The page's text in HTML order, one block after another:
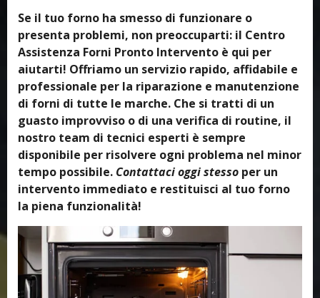
Se il tuo forno ha smesso di funzionare o
presenta problemi, non preoccuparti: il Centro
Assistenza Forni Pronto Intervento è qui per
aiutarti! Offriamo un servizio rapido, affidabile e
professionale per la riparazione e manutenzione
di forni di tutte le marche. Che si tratti di un
guasto improvviso o di una verifica di routine, il
nostro team di tecnici esperti è sempre
disponibile per risolvere ogni problema nel minor
tempo possibile. Contattaci oggi stesso per un
intervento immediato e restituisci al tuo forno
la piena funzionalità!